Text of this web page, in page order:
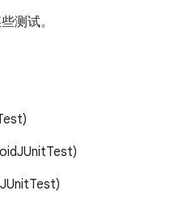
测试。